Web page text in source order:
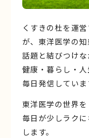
くすきの杜を運
が、東洋医学の
話題と結びつけな
健康・暮らし・
毎日発信していま
東洋医学の世界
毎日が少しラク
します。